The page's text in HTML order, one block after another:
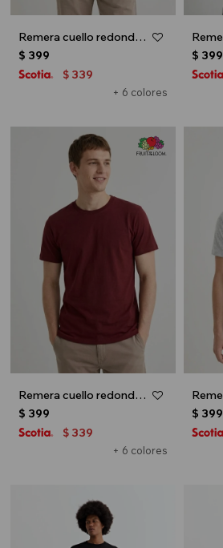
Remera cuello redondo ICONIC 150 - Blanco
+ 6 colores
$ 399
$ 339
$ 399
Remera cuello redondo ICONIC 150 - Bordo
+ 6 colores
$ 399
$ 339
$ 399